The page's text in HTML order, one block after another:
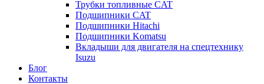
Трубки топливные CAT
Подшипники CAT
Подшипники Hitachi
Подшипники Komatsu
Вкладыши для двигателя на спецтехнику
Isuzu
Блог
Контакты